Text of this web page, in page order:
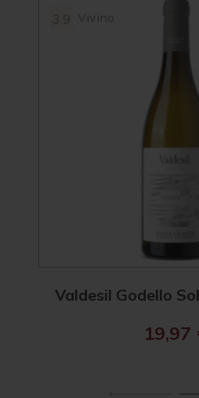
Vivino
Valdesil Godello
19,97